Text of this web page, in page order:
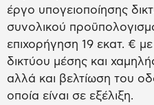
έργο υπογειοποίησης
συνολικού
επιχορήγηση 19 εκατ. €
δικτύου μέσης και
αλλά και βελτίωση του
οποία είναι σε εξέλιξη.